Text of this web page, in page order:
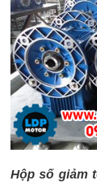
Hộp số giảm